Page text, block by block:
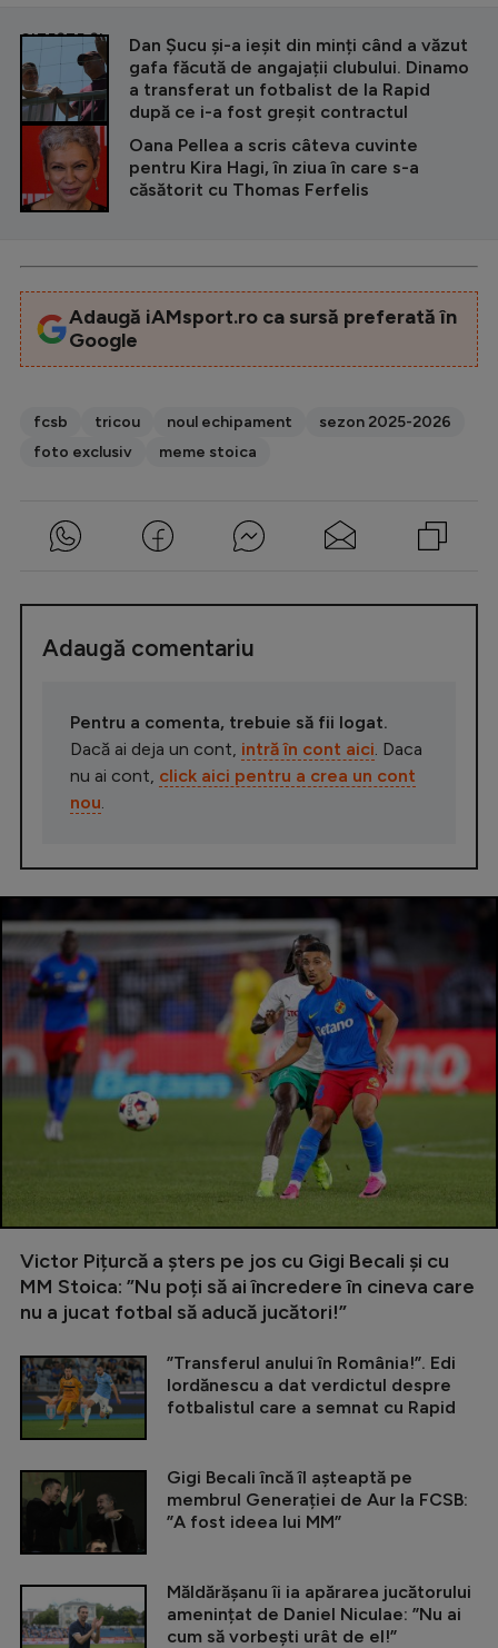
CITEȘTE ȘI
Dan Șucu și-a ieșit din minți când a văzut
gafa făcută de angajații clubului. Dinamo
a transferat un fotbalist de la Rapid
după ce i-a fost greșit contractul
Oana Pellea a scris câteva cuvinte
pentru Kira Hagi, în ziua în care s-a
căsătorit cu Thomas Ferfelis
Adaugă iAMsport.ro ca sursă preferată în
Google
fcsb tricou noul echipament
sezon 2025-2026
foto exclusiv
meme stoica
Adaugă comentariu
Pentru a comenta, trebuie să fii logat.
Dacă ai deja un cont, intră în cont aici. Daca
nu ai cont, click aici pentru a crea un cont
nou.
Victor Pițurcă a șters pe jos cu Gigi Becali și cu
MM Stoica: ”Nu poți să ai încredere în cineva care
nu a jucat fotbal să aducă jucători!”
”Transferul anului în România!”. Edi
Iordănescu a dat verdictul despre
fotbalistul care a semnat cu Rapid
Gigi Becali încă îl așteaptă pe
membrul Generației de Aur la FCSB:
”A fost ideea lui MM”
Măldărășanu îi ia apărarea jucătorului
amenințat de Daniel Niculae: ”Nu ai
cum să vorbești urât de el!”